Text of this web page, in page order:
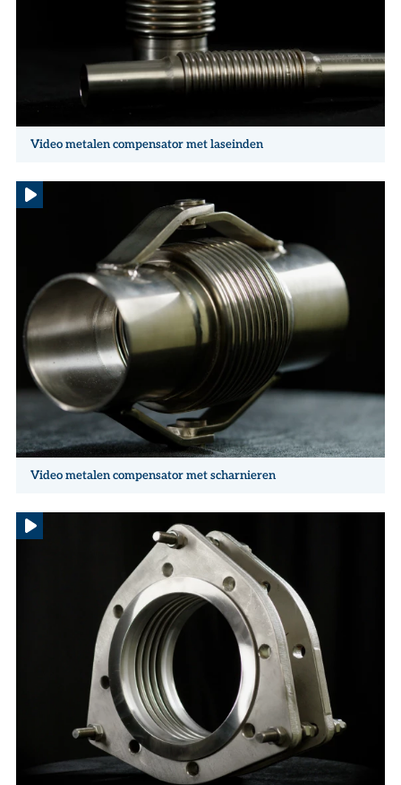
Video metalen compensator met laseinden
Video metalen compensator met scharnieren